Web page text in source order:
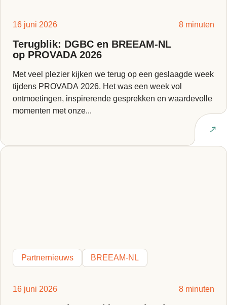
16 juni 2026 8 minuten
Terugblik: DGBC en BREEAM-NL
op PROVADA 2026
Met veel plezier kijken we terug op een geslaagde week
tijdens PROVADA 2026. Het was een week vol
ontmoetingen, inspirerende gesprekken en waardevolle
momenten met onze...
Lees artikel
Partnernieuws BREEAM-NL
16 juni 2026 8 minuten